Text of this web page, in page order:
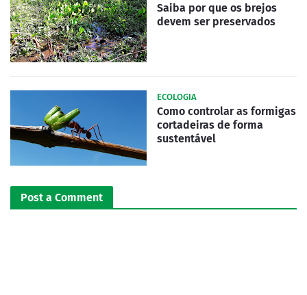
Saiba por que os brejos
devem ser preservados
ECOLOGIA
Como controlar as formigas
cortadeiras de forma
sustentável
Post a Comment